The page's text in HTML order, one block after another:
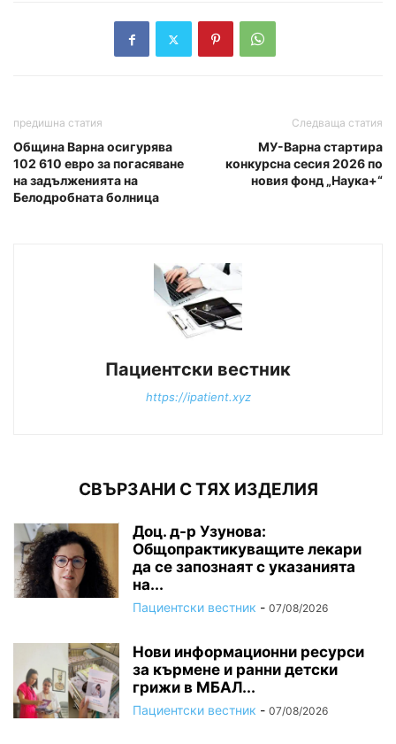
предишна статия
Община Варна осигурява
102 610 евро за погасяване
на задълженията на
Белодробната болница
Следваща статия
МУ-Варна стартира
конкурсна сесия 2026 по
новия фонд „Наука+“
Пациентски вестник
https://ipatient.xyz
СВЪРЗАНИ С ТЯХ ИЗДЕЛИЯ
Доц. д-р Узунова:
Общопрактикуващите лекари
да се запознаят с указанията
на...
Пациентски вестник - 07/08/2026
Нови информационни ресурси
за кърмене и ранни детски
грижи в МБАЛ...
Пациентски вестник - 07/08/2026